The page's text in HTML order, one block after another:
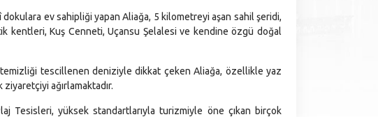
dokulara ev sahipliği yapan Aliağa, 5 kilometreyi aşan sahil şeridi,
kentleri, Kuş Cenneti, Uçansu Şelalesi ve kendine özgü doğal
tescillenen deniziyle dikkat çeken Aliağa, özellikle yaz
ziyaretçiyi ağırlamaktadır.
Tesisleri, yüksek standartlarıyla turizmiyle öne çıkan birçok